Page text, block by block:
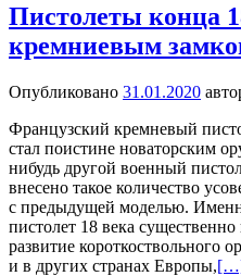
Пистолеты конца
кремниевым
Опубликовано 31.01.2020
Французский кремневый
стал поистине новаторским
нибудь другой военный
внесено такое количество
с предыдущей моделью.
пистолет 18 века
развитие короткоствольного
и в других странах Европы,